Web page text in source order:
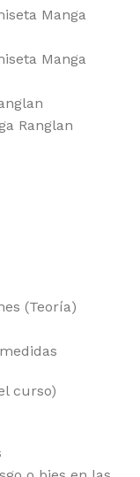
Manga
Manga
Ranglan
(Teoría)
curso)